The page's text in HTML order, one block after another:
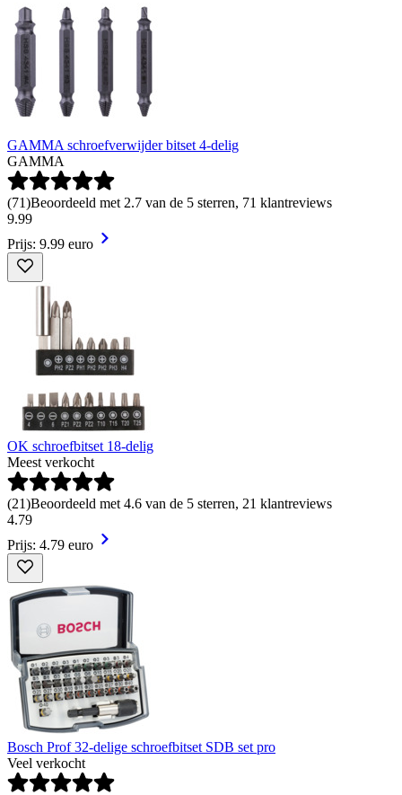
GAMMA schroefverwijder bitset 4-delig
GAMMA
(71)Beoordeeld met 2.7 van de 5 sterren, 71 klantreviews
9.99
Prijs: 9.99 euro
OK schroefbitset 18-delig
Meest verkocht
(21)Beoordeeld met 4.6 van de 5 sterren, 21 klantreviews
4.79
Prijs: 4.79 euro
Bosch Prof 32-delige schroefbitset SDB set pro
Veel verkocht